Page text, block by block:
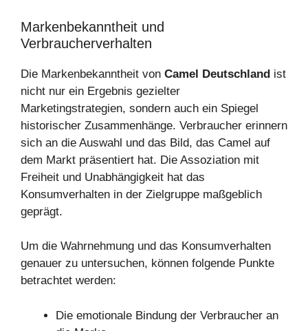
Markenbekanntheit und
Verbraucherverhalten
Die Markenbekanntheit von Camel Deutschland ist
nicht nur ein Ergebnis gezielter
Marketingstrategien, sondern auch ein Spiegel
historischer Zusammenhänge. Verbraucher erinnern
sich an die Auswahl und das Bild, das Camel auf
dem Markt präsentiert hat. Die Assoziation mit
Freiheit und Unabhängigkeit hat das
Konsumverhalten in der Zielgruppe maßgeblich
geprägt.
Um die Wahrnehmung und das Konsumverhalten
genauer zu untersuchen, können folgende Punkte
betrachtet werden:
Die emotionale Bindung der Verbraucher an